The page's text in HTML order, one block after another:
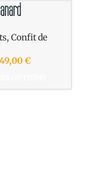
, Confit de
49,00€